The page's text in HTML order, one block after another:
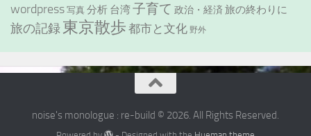
wordpress 写真 分析 台湾子育て 政治・経済 旅の終わりに
旅の記録東京散歩 都市と文化 野外
noise's monologue : re-build © 2026. All Rights Reserved.